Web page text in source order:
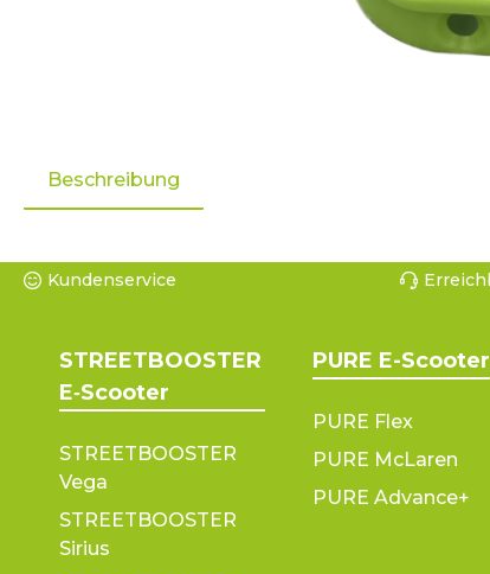
Beschreibung
Kundenservice
STREETBOOSTER
E‑Scooter
STREETBOOSTER
Vega
STREETBOOSTER
Sirius
PURE E-Scooter
PURE Flex
PURE McLaren
PURE Advance+